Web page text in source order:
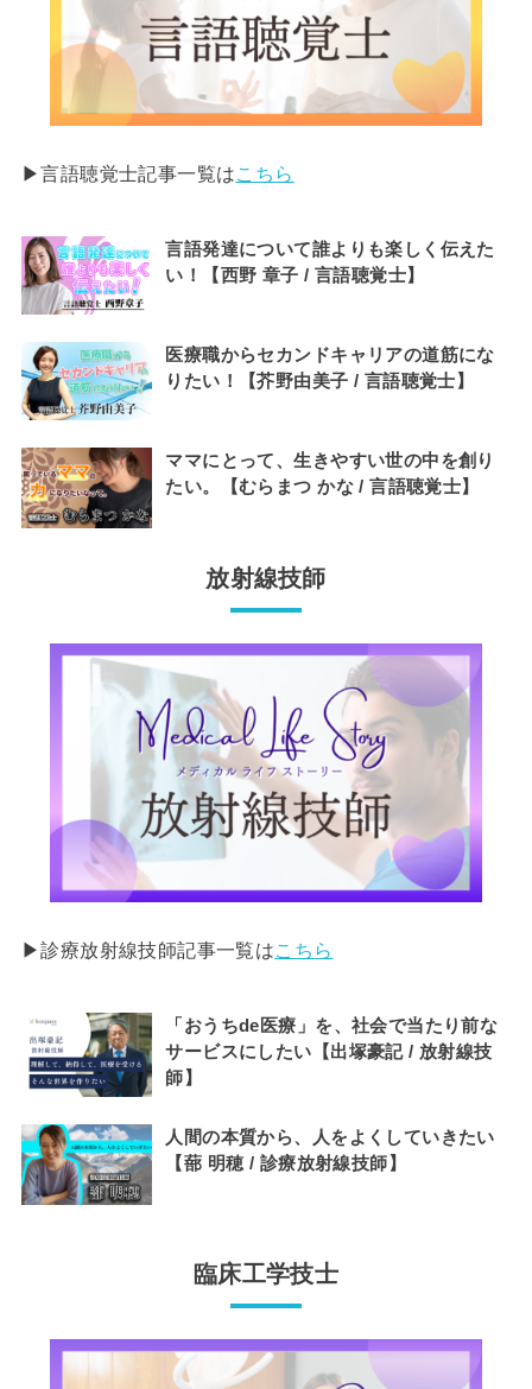
▶︎言語聴覚士記事一覧はこちら
言語発達について誰よりも楽しく伝えた
い！【西野 章子 / 言語聴覚士】
医療職からセカンドキャリアの道筋にな
りたい！【芥野由美子 / 言語聴覚士】
ママにとって、生きやすい世の中を創り
たい。【むらまつ かな / 言語聴覚士】
放射線技師
▶︎診療放射線技師記事一覧はこちら
「おうちde医療」を、社会で当たり前な
サービスにしたい【出塚豪記 / 放射線技
師】
人間の本質から、人をよくしていきたい
【蔀 明穂 / 診療放射線技師】
臨床工学技士